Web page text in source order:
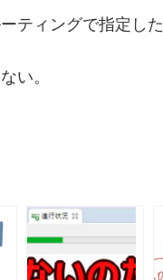
ティングで指定し
い。